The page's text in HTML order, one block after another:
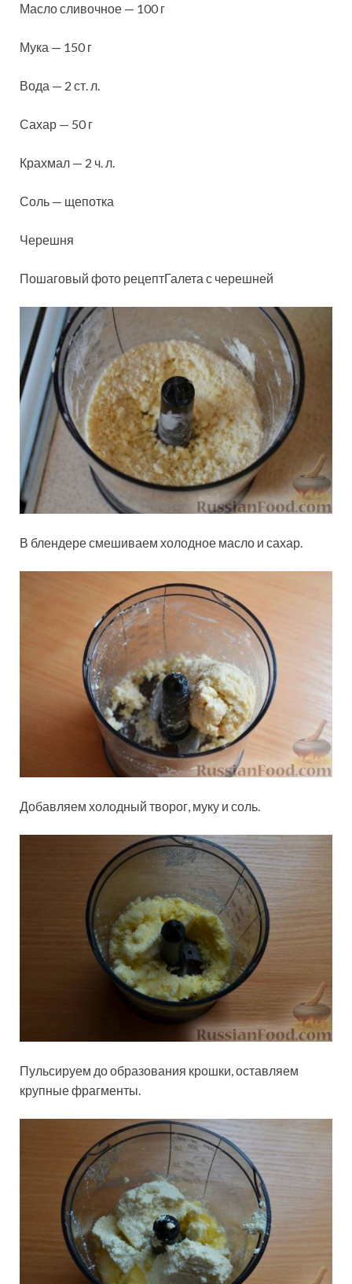
Масло сливочное — 100 г
Мука — 150 г
Вода — 2 ст. л.
Сахар — 50 г
Крахмал — 2 ч. л.
Соль — щепотка
Черешня
Пошаговый фото рецептГалета с черешней
В блендере смешиваем холодное масло и сахар.
Добавляем холодный творог, муку и соль.
Пульсируем до образования крошки, оставляем
крупные фрагменты.